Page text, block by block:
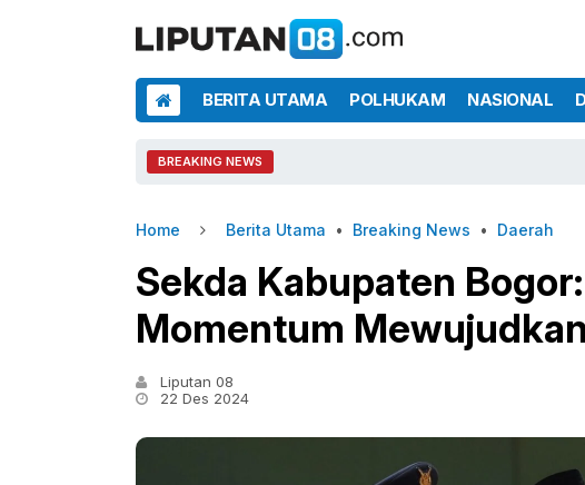
BERITA UTAMA POLHUKAM NASIONAL
BREAKING NEWS
Home Berita Utama • Breaking News • Daerah
Sekda Kabupaten
Momentum
Liputan 08
22 Des 2024